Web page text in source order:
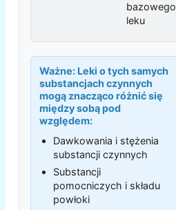
bazowego
leku
Ważne: Leki o tych samych
substancjach czynnych
mogą znacząco różnić się
między sobą pod
względem:
Dawkowania i stężenia
substancji czynnych
Substancji
pomocniczych i składu
powłoki